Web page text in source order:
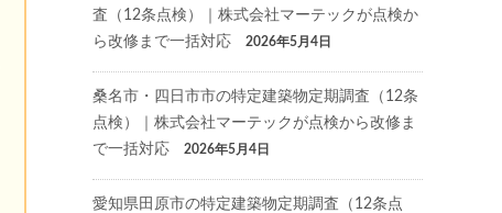
査（12条点検）｜株式会社マーテックが点検か
ら改修まで一括対応
2026年5月4日
桑名市・四日市市の特定建築物定期調査（12条
点検）｜株式会社マーテックが点検から改修ま
で一括対応
2026年5月4日
愛知県田原市の特定建築物定期調査（12条点